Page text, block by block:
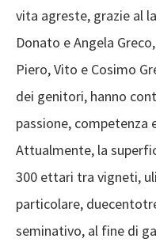
vita agreste, grazie al
Donato e Angela
Piero, Vito e Cosimo
dei genitori, hanno
passione, competenza
Attualmente, la
300 ettari tra vigneti,
particolare,
seminativo, al fine di